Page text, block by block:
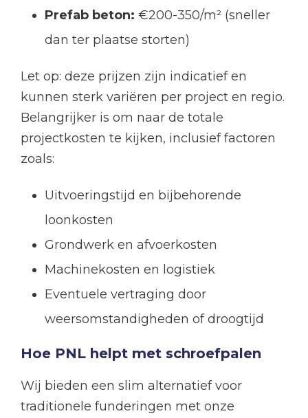
Prefab beton: €200-350/m² (sneller
dan ter plaatse storten)
Let op: deze prijzen zijn indicatief en
kunnen sterk variëren per project en regio.
Belangrijker is om naar de totale
projectkosten te kijken, inclusief factoren
zoals:
Uitvoeringstijd en bijbehorende
loonkosten
Grondwerk en afvoerkosten
Machinekosten en logistiek
Eventuele vertraging door
weersomstandigheden of droogtijd
Hoe PNL helpt met schroefpalen
Wij bieden een slim alternatief voor
traditionele funderingen met onze